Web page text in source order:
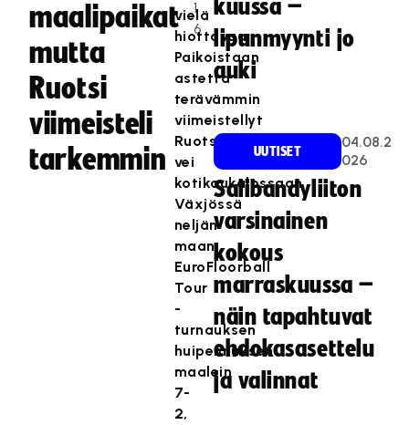
maalipaikat
mutta
Ruotsi
viimeisteli
tarkemmin
1
6
vielä
hiottavaa.
Paikoistaan
astetta
terävämmin
viimeistellyt
Ruotsi
vei
kotikaukalossaan
Växjössä
neljän
maan
EuroFloorball
Tour
-
turnauksen
huipennuksen
maalein
7-
2,
kuussa –
lipunmyynti jo
auki
UUTISET
04.08.2
026
Salibandyliiton
varsinainen
kokous
marraskuussa –
näin tapahtuvat
ehdokasasettelu
ja valinnat